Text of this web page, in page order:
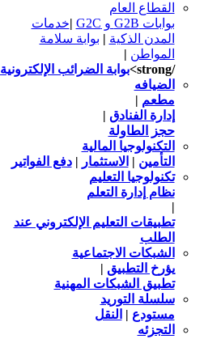
القطاع العام
بوابات G2B و G2C
|خدمات
المدن الذكية | بوابة سلامة
المواطن |
/strong>
بوابة الضرائب الإلكترونية
الضيافه
مطعم |
إدارة الفنادق |
حجز الطاولة
التكنولوجيا المالية
التأمين | الاستثمار |دفع الفواتير
تكنولوجيا التعليم
نظام إدارة التعلم
|
تطبيقات التعليم الإلكتروني عند
الطلب
الشبكات الاجتماعية
يؤرخ التطبيق |
تطبيق الشبكات المهنية
سلسلة التوريد
مستودع | النقل
التجزئه